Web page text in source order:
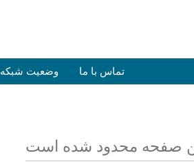
وضعیت شبکه تماس با ما
صفحه محدود شده است